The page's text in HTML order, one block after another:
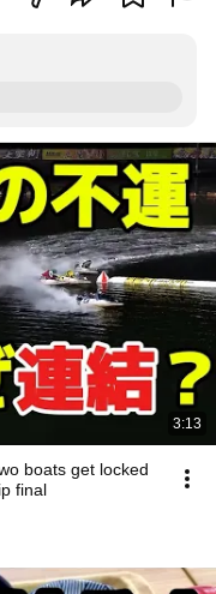
3:13
boats get locked
final